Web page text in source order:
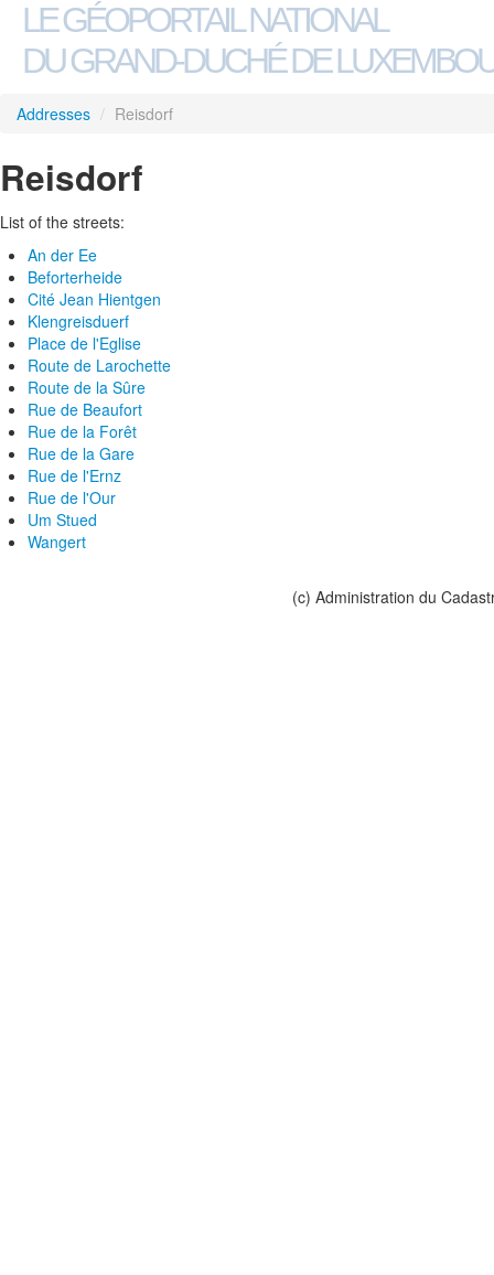
LE GÉOPORTAIL NATIONAL
DU GRAND-DUCHÉ DE
Addresses / Reisdorf
Reisdorf
List of the streets:
An der Ee
Beforterheide
Cité Jean Hientgen
Klengreisduerf
Place de l'Eglise
Route de Larochette
Route de la Sûre
Rue de Beaufort
Rue de la Forêt
Rue de la Gare
Rue de l'Ernz
Rue de l'Our
Um Stued
Wangert
(c) Administration du